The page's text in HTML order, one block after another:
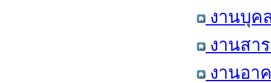
งานบุค
งานสา
งานอา